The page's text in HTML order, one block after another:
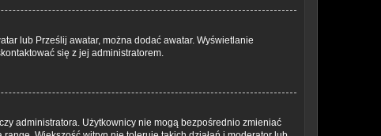
lub Prześlij awatar, można dodać awatar. Wyświetlanie
się z jej administratorem.
administratora. Użytkownicy nie mogą bezpośrednio zmieniać